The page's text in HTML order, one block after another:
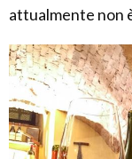
attualmente non